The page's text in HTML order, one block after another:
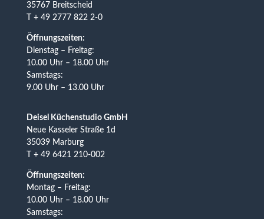
35767 Breitscheid
T + 49 2777 822 2-0
Öffnungszeiten:
Dienstag – Freitag:
10.00 Uhr – 18.00 Uhr
Samstags:
9.00 Uhr – 13.00 Uhr
Deisel Küchenstudio GmbH
Neue Kasseler Straße 1d
35039 Marburg
T + 49 6421 210-002
Öffnungszeiten:
Montag – Freitag:
10.00 Uhr – 18.00 Uhr
Samstags: